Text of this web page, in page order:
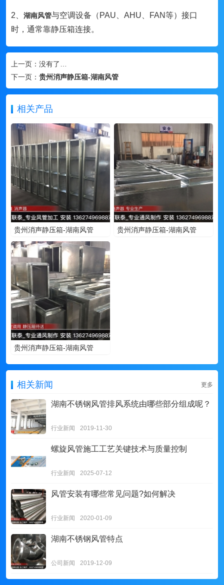
2、 湖南风管与空调设备（PAU、AHU、FAN等）接口
时，通常靠静压箱连接。
上一页： 没有了…
下一页： 贵州消声静压箱-湖南风管
相关产品
贵州消声静压箱-湖南风管 贵州消声静压箱-湖南风管
贵州消声静压箱-湖南风管
相关新闻 更多
湖南不锈钢风管排风系统由哪些部分组成呢？
行业新闻 2019-11-30
螺旋风管施工工艺关键技术与质量控制
行业新闻 2025-07-12
风管安装有哪些常见问题?如何解决
行业新闻 2020-01-09
湖南不锈钢风管特点
公司新闻 2019-12-09